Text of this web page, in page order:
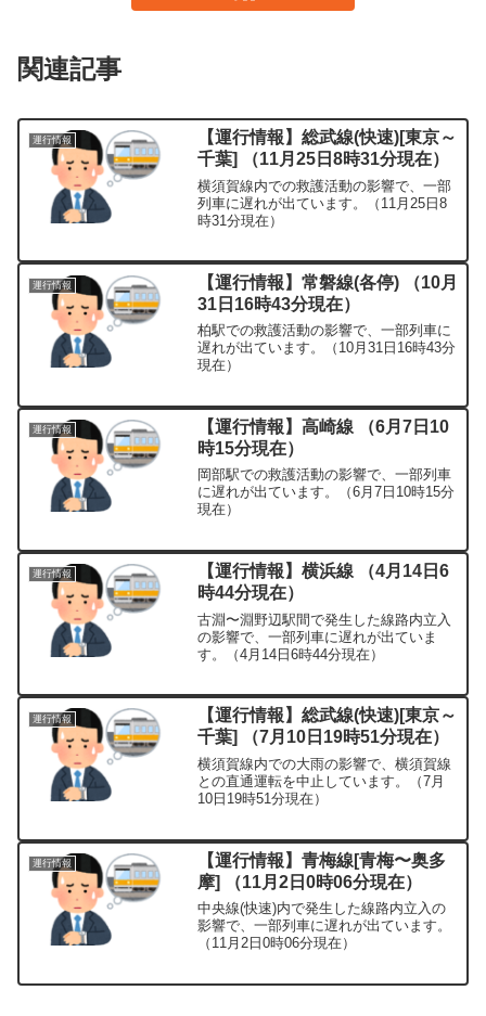
関連記事
運行情報
【運行情報】総武線(快速)[東京～
千葉] （11月25日8時31分現在）
横須賀線内での救護活動の影響で、一部
列車に遅れが出ています。（11月25日8
時31分現在）
運行情報
【運行情報】常磐線(各停) （10月
31日16時43分現在）
柏駅での救護活動の影響で、一部列車に
遅れが出ています。（10月31日16時43分
現在）
運行情報
【運行情報】高崎線 （6月7日10
時15分現在）
岡部駅での救護活動の影響で、一部列車
に遅れが出ています。（6月7日10時15分
現在）
運行情報
【運行情報】横浜線 （4月14日6
時44分現在）
古淵〜淵野辺駅間で発生した線路内立入
の影響で、一部列車に遅れが出ていま
す。（4月14日6時44分現在）
運行情報
【運行情報】総武線(快速)[東京～
千葉] （7月10日19時51分現在）
横須賀線内での大雨の影響で、横須賀線
との直通運転を中止しています。（7月
10日19時51分現在）
運行情報
【運行情報】青梅線[青梅〜奥多
摩] （11月2日0時06分現在）
中央線(快速)内で発生した線路内立入の
影響で、一部列車に遅れが出ています。
（11月2日0時06分現在）